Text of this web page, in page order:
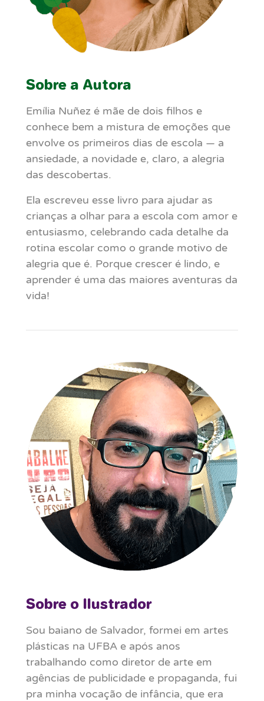
Sobre a Autora
Emília Nuñez é mãe de dois filhos e
conhece bem a mistura de emoções que
envolve os primeiros dias de escola — a
ansiedade, a novidade e, claro, a alegria
das descobertas.
Ela escreveu esse livro para ajudar as
crianças a olhar para a escola com amor e
entusiasmo, celebrando cada detalhe da
rotina escolar como o grande motivo de
alegria que é. Porque crescer é lindo, e
aprender é uma das maiores aventuras da
vida!
Sobre o Ilustrador
Sou baiano de Salvador, formei em artes
plásticas na UFBA e após anos
trabalhando como diretor de arte em
agências de publicidade e propaganda, fui
pra minha vocação de infância, que era